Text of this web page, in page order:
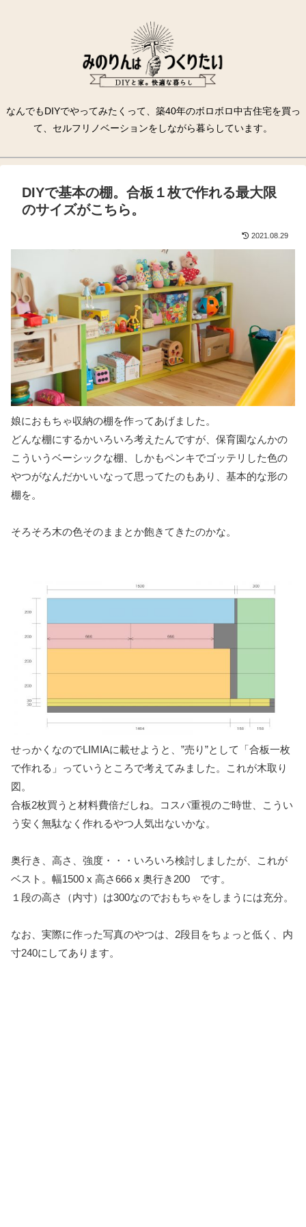
なんでもDIYでやってみたくって、築40年のボロボロ中古住宅を買っ
て、セルフリノベーションをしながら暮らしています。
DIYで基本の棚。合板１枚で作れる最大限
のサイズがこちら。
2021.08.29
娘におもちゃ収納の棚を作ってあげました。
どんな棚にするかいろいろ考えたんですが、保育園なんかの
こういうベーシックな棚、しかもペンキでゴッテリした色の
やつがなんだかいいなって思ってたのもあり、基本的な形の
棚を。
そろそろ木の色そのままとか飽きてきたのかな。
せっかくなのでLIMIAに載せようと、”売り”として「合板一枚
で作れる」っていうところで考えてみました。これが木取り
図。
合板2枚買うと材料費倍だしね。コスパ重視のご時世、こうい
う安く無駄なく作れるやつ人気出ないかな。
奥行き、高さ、強度・・・いろいろ検討しましたが、これが
ベスト。幅1500 x 高さ666 x 奥行き200 です。
１段の高さ（内寸）は300なのでおもちゃをしまうには充分。
なお、実際に作った写真のやつは、2段目をちょっと低く、内
寸240にしてあります。